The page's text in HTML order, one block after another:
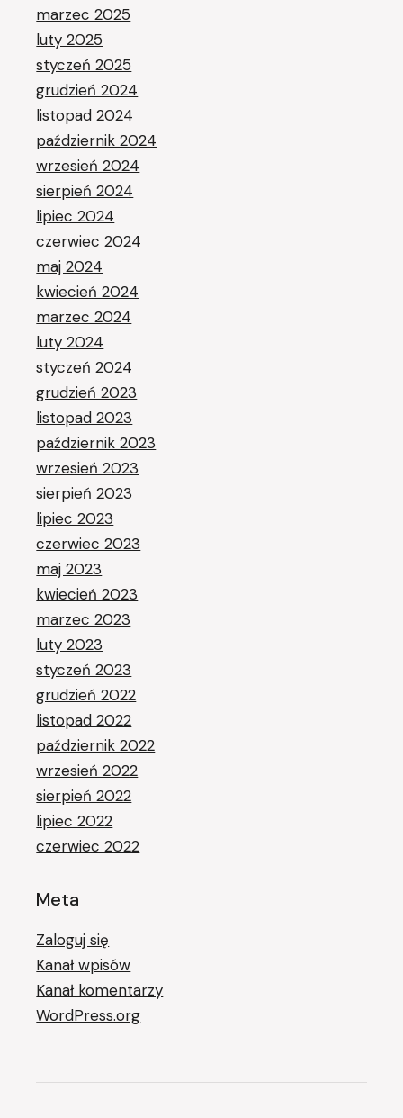
marzec 2025
luty 2025
styczeń 2025
grudzień 2024
listopad 2024
październik 2024
wrzesień 2024
sierpień 2024
lipiec 2024
czerwiec 2024
maj 2024
kwiecień 2024
marzec 2024
luty 2024
styczeń 2024
grudzień 2023
listopad 2023
październik 2023
wrzesień 2023
sierpień 2023
lipiec 2023
czerwiec 2023
maj 2023
kwiecień 2023
marzec 2023
luty 2023
styczeń 2023
grudzień 2022
listopad 2022
październik 2022
wrzesień 2022
sierpień 2022
lipiec 2022
czerwiec 2022
Meta
Zaloguj się
Kanał wpisów
Kanał komentarzy
WordPress.org